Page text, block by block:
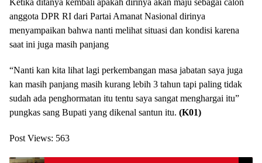
Ketika ditanya kembali apakah dirinya akan maju sebagai calon
anggota DPR RI dari Partai Amanat Nasional dirinya
menyampaikan bahwa nanti melihat situasi dan kondisi karena
saat ini juga masih panjang
“Nanti kan kita lihat lagi perkembangan masa jabatan saya juga
kan masih panjang masih kurang lebih 3 tahun tapi paling tidak
sudah ada penghormatan itu tentu saya sangat menghargai itu”
pungkas sang Bupati yang dikenal santun itu. (K01)
Post Views: 563